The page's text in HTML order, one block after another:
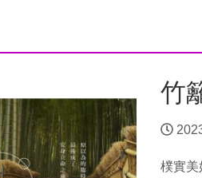
竹
樸實美